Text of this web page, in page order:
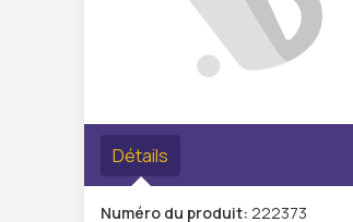
Détails
Numéro du produit: 222373